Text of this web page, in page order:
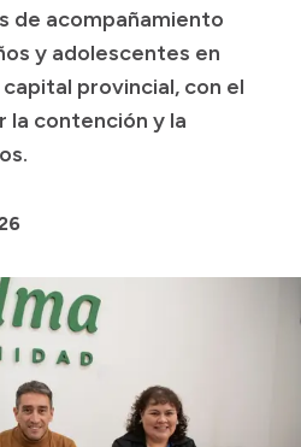
de acompañamiento
y adolescentes en
provincial, con el
contención y la